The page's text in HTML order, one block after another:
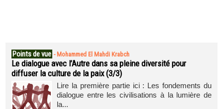
Points de vue - Mohammed El Mahdi Krabch
Le dialogue avec l’Autre dans sa pleine diversité pour
diffuser la culture de la paix (3/3)
Lire la première partie ici : Les fondements du
dialogue entre les civilisations à la lumière de
la...